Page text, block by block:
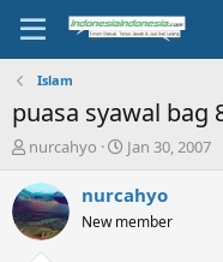
Islam
puasa syawal bag
T
r
e
a
nurcahyo
S
a
t
Jan 30, 2007
nurcahyo
New member